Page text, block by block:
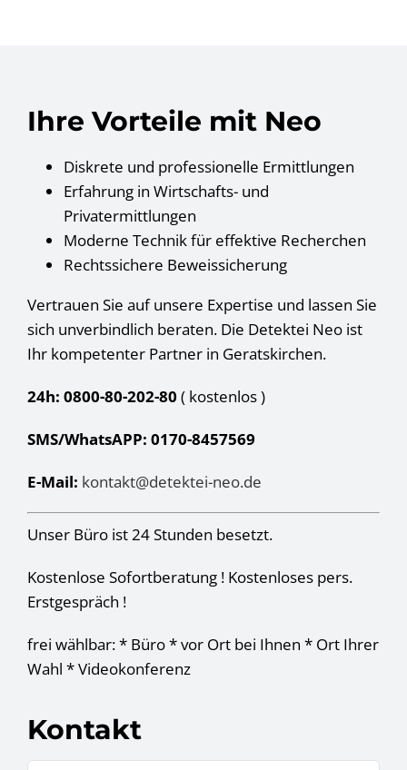
Ihre Vorteile mit Neo
Diskrete und professionelle Ermittlungen
Erfahrung in Wirtschafts- und
Privatermittlungen
Moderne Technik für effektive Recherchen
Rechtssichere Beweissicherung
Vertrauen Sie auf unsere Expertise und lassen Sie
sich unverbindlich beraten. Die Detektei Neo ist
Ihr kompetenter Partner in Geratskirchen.
24h: 0800-80-202-80 ( kostenlos)
SMS/WhatsAPP: 0170-8457569
E-Mail: kontakt@detektei-neo.de
Unser Büro ist 24 Stunden besetzt.
Kostenlose Sofortberatung ! Kostenloses pers.
Erstgespräch !
frei wählbar: * Büro * vor Ort bei Ihnen * Ort Ihrer
Wahl * Videokonferenz
Kontakt